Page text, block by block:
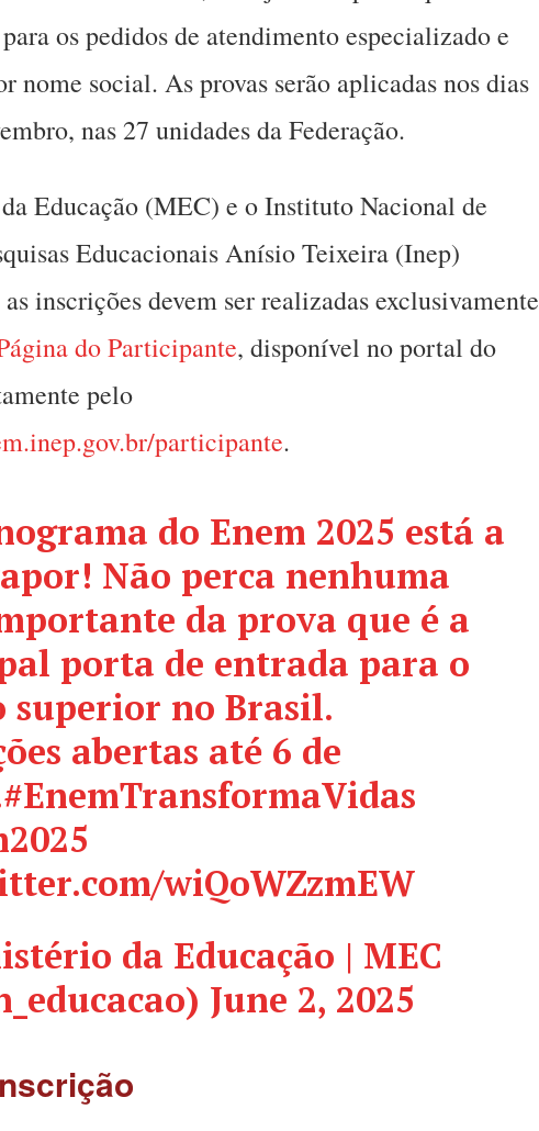
os pedidos de atendimento especializado e
nome social. As provas serão aplicadas nos dias
nas 27 unidades da Federação.
Educação (MEC) e o Instituto Nacional de
Educacionais Anísio Teixeira (Inep)
inscrições devem ser realizadas exclusivamente
do Participante, disponível no portal do
pelo
participante.
do Enem 2025 está a
Não perca nenhuma
da prova que é a
porta de entrada para o
superior no Brasil.
abertas até 6 de
#EnemTransformaVidas
wiQoWZzmEW
da Educação | MEC
June 2, 2025